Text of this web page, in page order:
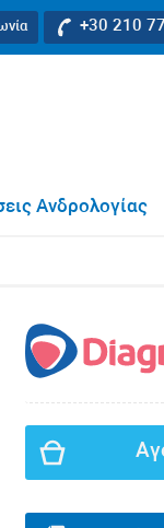
+30 210
Ανδρολογίας